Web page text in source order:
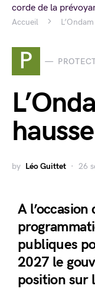
Accueil
P
by Léo Guittet 26
A l’occasion
publiques
2027 le
position sur
corde de la